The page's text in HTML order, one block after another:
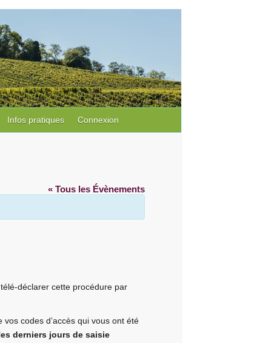
Infos pratiques Connexion
« Tous les Évènements
déclarer cette procédure par
vos codes d’accès qui vous ont été
derniers jours de saisie